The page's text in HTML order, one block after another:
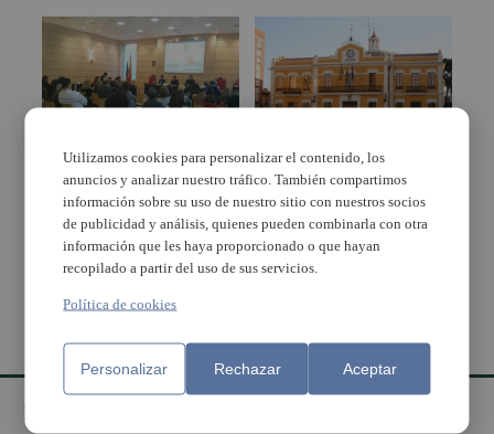
Alfafar celebra las
Jornadas sobre el
Derecho a la Vivienda
El Pleno de Burjassot
exige una nueva ley
reguladora del derecho
a la vivienda
Utilizamos cookies para personalizar el contenido, los
anuncios y analizar nuestro tráfico. También compartimos
información sobre su uso de nuestro sitio con nuestros socios
de publicidad y análisis, quienes pueden combinarla con otra
información que les haya proporcionado o que hayan
recopilado a partir del uso de sus servicios.
Política de cookies
Personalizar Rechazar Aceptar